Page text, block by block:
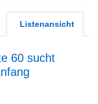
Listenansicht
60 sucht